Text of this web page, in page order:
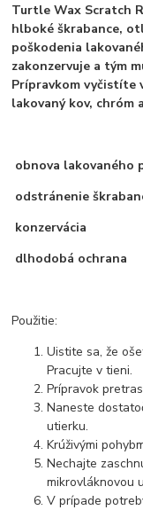
Turtle Wax Scratch
hlboké škrabance,
poškodenia
zakonzervuje a tým
Prípravkom vyčistíte
lakovaný kov, chróm
obnova lakovaného
odstránenie
konzervácia
dlhodobá ochrana
Použitie:
Uistite sa, že
Pracujte v tieni.
Prípravok
Naneste
utierku.
Krúživými
Nechajte
mikrovláknovou
V prípade